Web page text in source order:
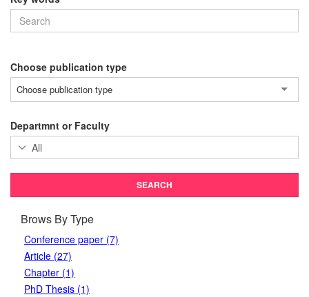
Choose publication type
Choose publication type
Departmnt or Faculty
Brows By Type
Conference paper (7)
Article (27)
Chapter (1)
PhD Thesis (1)